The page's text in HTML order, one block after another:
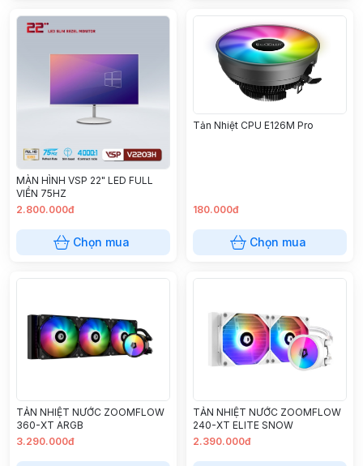
MÀN HÌNH VSP 22" LED FULL
VIỀN 75HZ
2.800.000đ
Chọn mua
Tản Nhiệt CPU E126M Pro
180.000đ
Chọn mua
TẢN NHIỆT NƯỚC ZOOMFLOW
360-XT ARGB
3.290.000đ
TẢN NHIỆT NƯỚC ZOOMFLOW
240-XT ELITE SNOW
2.390.000đ